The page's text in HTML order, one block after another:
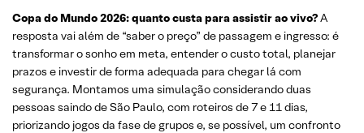
Copa do Mundo 2026: quanto custa para assistir ao vivo?A
resposta vai além de “saber o preço” de passagem e ingresso: é
transformar o sonho em meta, entender o custo total, planejar
prazos e investir de forma adequada para chegar lá com
segurança. Montamos uma simulação considerando duas
pessoas saindo de São Paulo, com roteiros de 7 e 11 dias,
priorizando jogos da fase de grupos e, se possível, um confronto